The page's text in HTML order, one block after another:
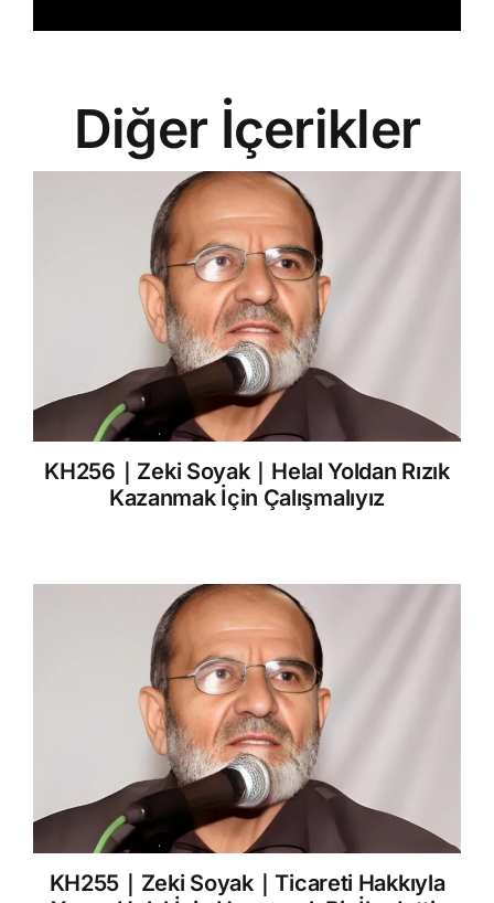
Diğer İçerikler
KH256｜Zeki Soyak｜Helal Yoldan Rızık
Kazanmak İçin Çalışmalıyız
KH255｜Zeki Soyak｜Ticareti Hakkıyla